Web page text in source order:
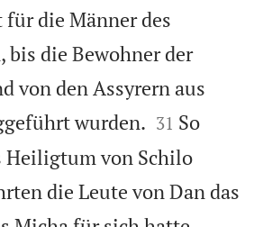
die Männer des
bis die Bewohner der
von den Assyrern aus
wurden. 

31 So
Heiligtum von Schilo
die Leute von Dan das